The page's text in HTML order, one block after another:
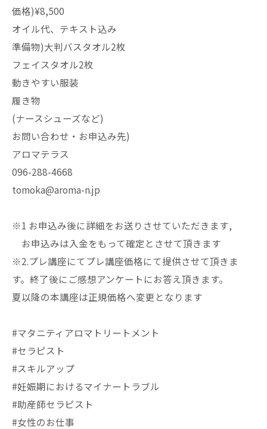
価格)¥8,500
オイル代、テキスト込み
準備物)大判バスタオル2枚
フェイスタオル2枚
動きやすい服装
履き物
(ナースシューズなど)
お問い合わせ・お申込み先)
アロマテラス
096-288-4668
tomoka@aroma-n.jp
※1 お申込み後に詳細をお送りさせていただきます,
お申込みは入金をもって確定とさせて頂きます
※2.プレ講座にてプレ講座価格にて提供させて頂きま
す。終了後にご感想アンケートにお答え頂きます。
夏以降の本講座は正規価格へ変更となります
#マタニティアロマトリートメント
#セラピスト
#スキルアップ
#妊娠期におけるマイナートラブル
#助産師セラピスト
#女性のお仕事